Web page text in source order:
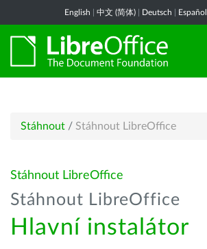
English 中文 (简体) Deutsch Español
Stáhnout / Stáhnout LibreOffice
Stáhnout LibreOffice
Stáhnout LibreOffice
Hlavní instalátor